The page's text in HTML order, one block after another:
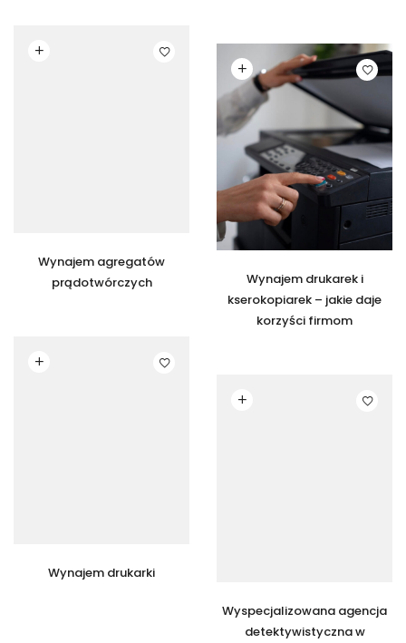
Wynajem agregatów
prądotwórczych
Czytaj dalej
Wynajem drukarek i
kserokopiarek – jakie daje
korzyści firmom
Czytaj dalej
Wynajem drukarki
Czytaj dalej
Wyspecjalizowana agencja
detektywistyczna w
Czytaj dalej